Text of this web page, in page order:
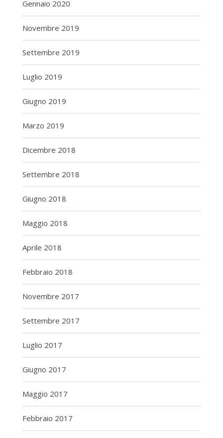
Gennaio 2020
Novembre 2019
Settembre 2019
Luglio 2019
Giugno 2019
Marzo 2019
Dicembre 2018
Settembre 2018
Giugno 2018
Maggio 2018
Aprile 2018
Febbraio 2018
Novembre 2017
Settembre 2017
Luglio 2017
Giugno 2017
Maggio 2017
Febbraio 2017